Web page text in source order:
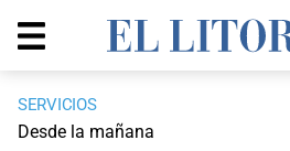
SERVICIOS
Desde la mañana